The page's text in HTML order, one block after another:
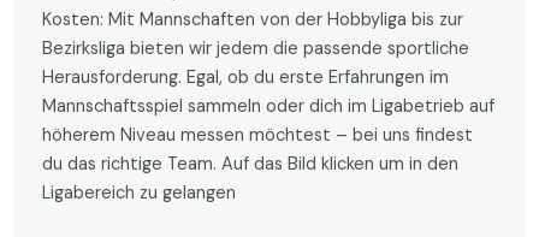
Kosten: Mit Mannschaften von der Hobbyliga bis zur
Bezirksliga bieten wir jedem die passende sportliche
Herausforderung. Egal, ob du erste Erfahrungen im
Mannschaftsspiel sammeln oder dich im Ligabetrieb auf
höherem Niveau messen möchtest – bei uns findest
du das richtige Team. Auf das Bild klicken um in den
Ligabereich zu gelangen